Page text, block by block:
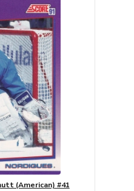
(American) #41